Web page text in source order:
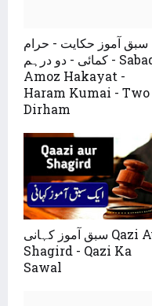
سبق آموز حکایت - حرام
کمائی - دو درہم - Sabaq
Amoz Hakayat -
Haram Kumai - Two
Dirham
سبق آموز کہانی Qazi Aur
Shagird - Qazi Ka
Sawal